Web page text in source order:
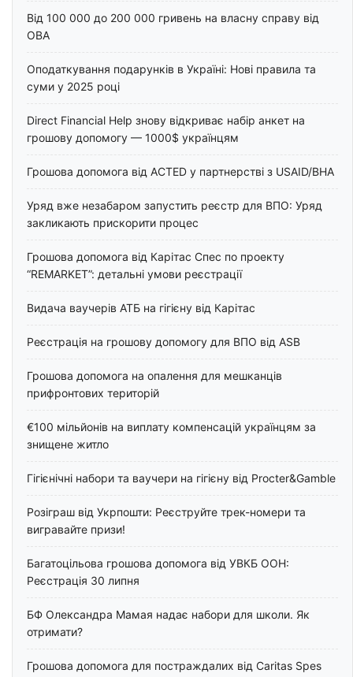
Від 100 000 до 200 000 гривень на власну справу від
ОВА
Оподаткування подарунків в Україні: Нові правила та
суми у 2025 році
Direct Financial Help знову відкриває набір анкет на
грошову допомогу — 1000$ українцям
Грошова допомога від ACTED у партнерстві з USAID/BHA
Уряд вже незабаром запустить реєстр для ВПО: Уряд
закликають прискорити процес
Грошова допомога від Карітас Спес по проекту
“REMARKET”: детальні умови реєстрації
Видача ваучерів АТБ на гігієну від Карітас
Реєстрація на грошову допомогу для ВПО від ASB
Грошова допомога на опалення для мешканців
прифронтових територій
€100 мільйонів на виплату компенсацій українцям за
знищене житло
Гігієнічні набори та ваучери на гігієну від Procter&Gamble
Розіграш від Укрпошти: Реєструйте трек-номери та
вигравайте призи!
Багатоцільова грошова допомога від УВКБ ООН:
Реєстрація 30 липня
БФ Олександра Мамая надає набори для школи. Як
отримати?
Грошова допомога для постраждалих від Caritas Spes